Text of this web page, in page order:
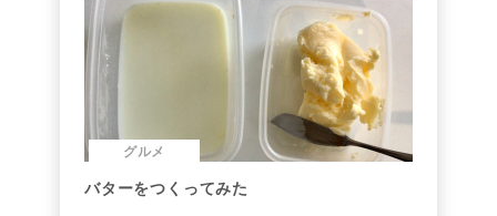
グルメ
バターをつくってみた